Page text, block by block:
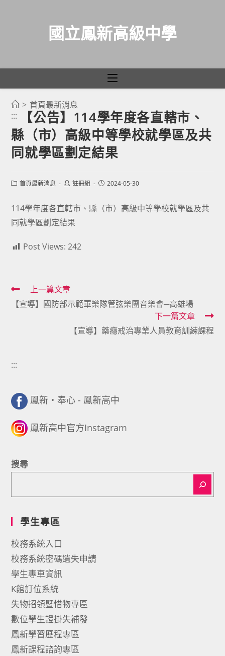
國立鳳新高級中學
> 首頁最新消息
:::
【公告】114學年度各直轄市、
縣（市）高級中等學校就學區及共
同就學區劃定結果
Post首頁最新消息
Post註冊組
Post2024-05-30
114學年度各直轄市、縣（市）高級中等學校就學區及共
同就學區劃定結果
Post Views: 242
Read
more
上一篇文章
【宣導】國防部示範軍樂隊管弦樂團音樂會─高雄場
下一篇文章
【宣導】藥癮戒治專業人員教育訓練課程
:::
鳳新・奉心 - 鳳新高中
鳳新高中官方Instagram
搜尋
學生專區
校務系統入口
校務系統密碼遺失申請
學生專車資訊
K館訂位系統
失物招領暨惜物專區
數位學生證掛失補發
鳳新學習歷程專區
鳳新課程諮詢專區